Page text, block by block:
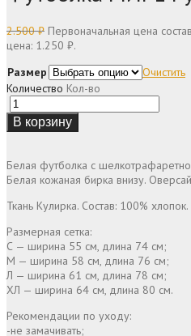
2.500₽ Первоначальная цена
цена: 1.250 ₽.
Размер
Очистить
Количество Кол-во
В корзину
Белая футболка с
Белая кожаная бирка внизу.
Ткань Кулирка. Состав: 100%
Размерная сетка:
С — ширина 55 см, длина 74 см;
М — ширина 58 см, длина 76 см;
Л — ширина 61 см, длина 78 см;
ХЛ — ширина 64 см, длина 80 см.
Рекомендации по уходу:
-не замачивать;